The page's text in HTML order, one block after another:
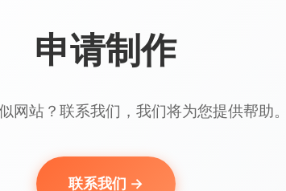
申请制作
网站？联系我们，我们将为您提供帮助
联系我们 →